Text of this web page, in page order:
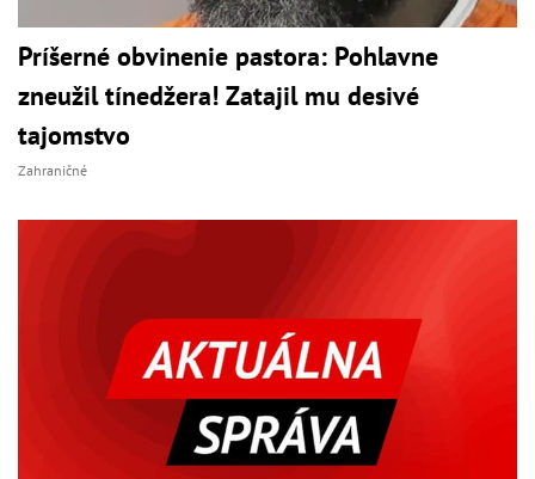
Príšerné obvinenie pastora: Pohlavne
zneužil tínedžera! Zatajil mu desivé
tajomstvo
Zahraničné